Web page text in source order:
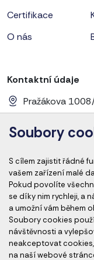
Certifikace
O nás
Kontaktní údaje
Pražákova
info@cems-
www.cems-
Člen skupiny
Soubory
S cílem zajistit řádné
vašem zařízení malé
Pokud povolíte
se díky nim rychleji, a
a umožní vám během
Soubory cookies
návštěvnosti a
neakceptovat
na naší webové